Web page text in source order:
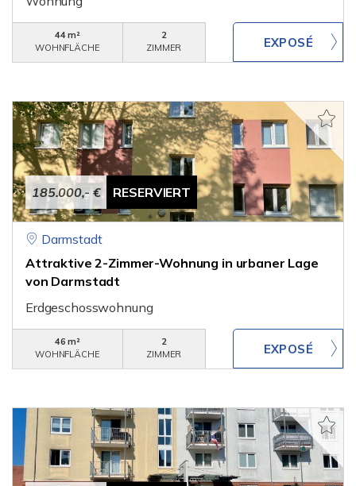
44 m²
WOHNFLÄCHE
2
ZIMMER
185.000,- € RESERVIERT
Darmstadt
Attraktive 2-Zimmer-Wohnung in urbaner Lage
von Darmstadt
Erdgeschosswohnung
46 m²
WOHNFLÄCHE
2
ZIMMER